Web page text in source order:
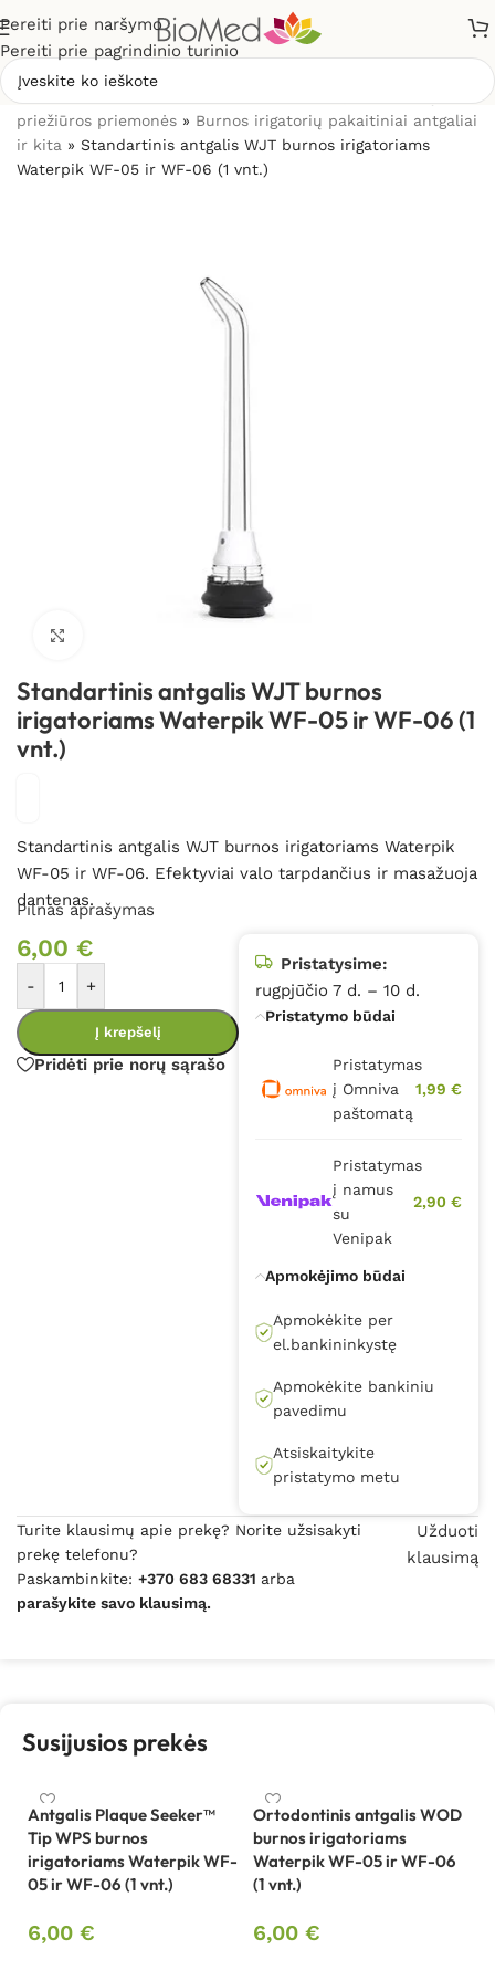
Pereiti prie naršymo
Pereiti prie pagrindinio turinio
priežiūros priemonės » Burnos irigatorių pakaitiniai antgaliai
ir kita » Standartinis antgalis WJT burnos irigatoriams
Waterpik WF-05 ir WF-06 (1 vnt.)
Standartinis antgalis WJT burnos
irigatoriams Waterpik WF-05 ir WF-06 (1
vnt.)
Standartinis antgalis WJT burnos irigatoriams Waterpik
WF-05 ir WF-06. Efektyviai valo tarpdančius ir masažuoja
dantenas.
Pilnas aprašymas
6,00 €
- +
Į krepšelį
Pridėti prie norų sąrašo
Pristatysime:
rugpjūčio 7 d. – 10 d.
Pristatymo būdai
Pristatymas
į Omniva
paštomatą
1,99 €
Pristatymas
į namus
su
Venipak
2,90 €
Apmokėjimo būdai
Apmokėkite per
el.bankininkystę
Apmokėkite bankiniu
pavedimu
Atsiskaitykite
pristatymo metu
Turite klausimų apie prekę? Norite užsisakyti
prekę telefonu?
Paskambinkite: +370 683 68331 arba
parašykite savo klausimą.
Užduoti
klausimą
Susijusios prekės
Antgalis Plaque Seeker™
Tip WPS burnos
irigatoriams Waterpik WF-
05 ir WF-06 (1 vnt.)
6,00 €
Ortodontinis antgalis WOD
burnos irigatoriams
Waterpik WF-05 ir WF-06
(1 vnt.)
6,00 €